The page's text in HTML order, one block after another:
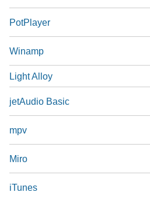
PotPlayer
Winamp
Light Alloy
jetAudio Basic
mpv
Miro
iTunes